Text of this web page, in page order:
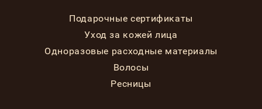
Подарочные сертификаты
Уход за кожей лица
Одноразовые расходные материалы
Волосы
Ресницы